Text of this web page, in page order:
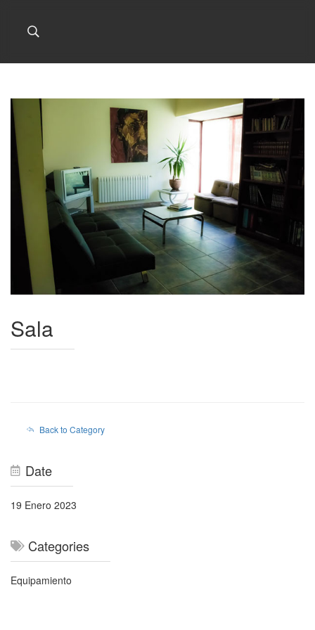
Sala
Back to Category
Date
19 Enero 2023
Categories
Equipamiento